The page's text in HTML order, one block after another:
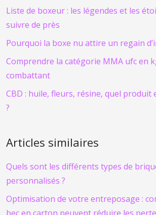
Liste de boxeur : les légendes et les
suivre de près
Pourquoi la boxe nu attire un regain
Comprendre la catégorie MMA ufc en
combattant
CBD : huile, fleurs, résine, quel
?
Articles similaires
Quels sont les différents types de
personnalisés ?
Optimisation de votre entreposage :
bec en carton peuvent réduire les